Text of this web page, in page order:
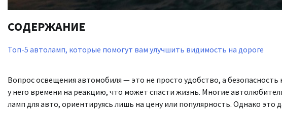
СОДЕРЖАНИЕ
Топ-5 автоламп, которые помогут вам улучшить видимость на дороге
Вопрос освещения автомобиля — это не просто удобство, а
у него времени на реакцию, что может спасти жизнь. Многие
ламп для авто, ориентируясь лишь на цену или популярность. Однако это